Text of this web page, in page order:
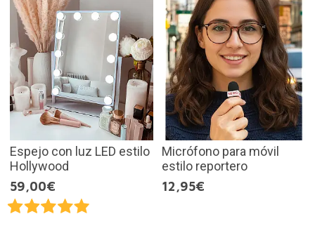
Espejo con luz LED estilo
Hollywood
59,00€
Micrófono para móvil
estilo reportero
12,95€